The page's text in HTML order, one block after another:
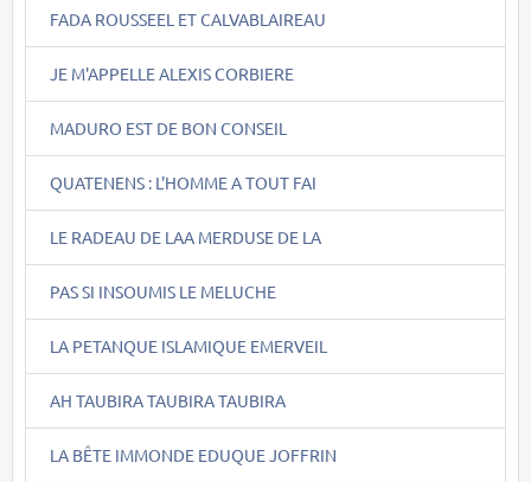
FADA ROUSSEEL ET CALVABLAIREAU
JE M'APPELLE ALEXIS CORBIERE
MADURO EST DE BON CONSEIL
QUATENENS : L'HOMME A TOUT FAI
LE RADEAU DE LAA MERDUSE DE LA
PAS SI INSOUMIS LE MELUCHE
LA PETANQUE ISLAMIQUE EMERVEIL
AH TAUBIRA TAUBIRA TAUBIRA
LA BÊTE IMMONDE EDUQUE JOFFRIN